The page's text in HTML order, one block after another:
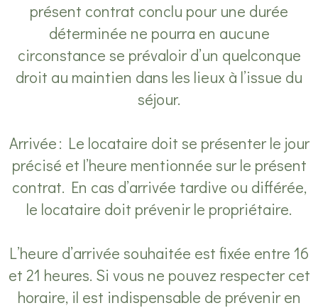
présent contrat conclu pour une durée
déterminée ne pourra en aucune
circonstance se prévaloir d’un quelconque
droit au maintien dans les lieux à l’issue du
séjour.
Arrivée : Le locataire doit se présenter le jour
précisé et l’heure mentionnée sur le présent
contrat. En cas d’arrivée tardive ou différée,
le locataire doit prévenir le propriétaire.
L’heure d’arrivée souhaitée est fixée entre 16
et 21 heures. Si vous ne pouvez respecter cet
horaire, il est indispensable de prévenir en